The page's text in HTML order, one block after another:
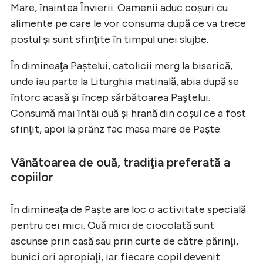
Mare, înaintea Învierii. Oamenii aduc coşuri cu
alimente pe care le vor consuma după ce va trece
postul şi sunt sfinţite în timpul unei slujbe.
În dimineaţa Paştelui, catolicii merg la biserică,
unde iau parte la Liturghia matinală, abia după se
întorc acasă şi încep sărbătoarea Paştelui.
Consumă mai întâi ouă şi hrană din coşul ce a fost
sfinţit, apoi la prânz fac masa mare de Paşte.
Vânătoarea de ouă, tradiţia preferată a
copiilor
În dimineaţa de Paşte are loc o activitate specială
pentru cei mici. Ouă mici de ciocolată sunt
ascunse prin casă sau prin curte de către părinţi,
bunici ori apropiaţi, iar fiecare copil devenit